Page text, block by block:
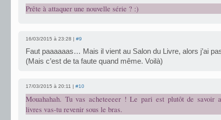
Prête à attaquer une nouvelle série ? :)
16/03/2015 à 23:28 | #9
Faut paaaaaas… Mais il vient au Salon du Livre, alors j’ai
(Mais c’est de ta faute quand même. Voilà)
17/03/2015 à 20:11 | #10
Mouahahah. Tu vas acheteeeer ! Le pari est plutôt de savoir
livres vas-tu revenir sous le bras.